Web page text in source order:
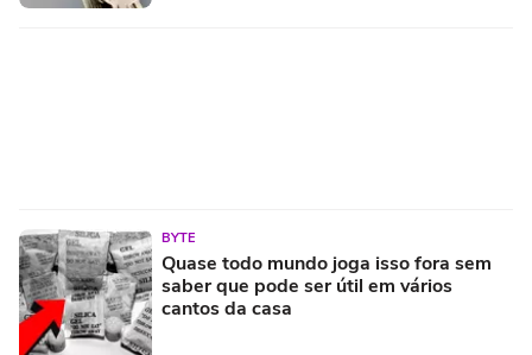
BYTE
Quase todo mundo joga isso fora sem
saber que pode ser útil em vários
cantos da casa